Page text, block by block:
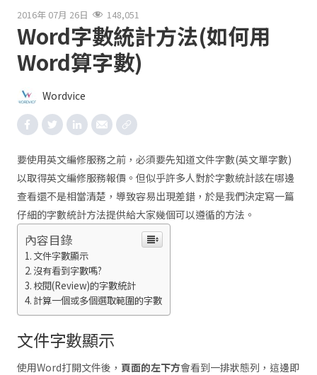
2016年 07月 26日 148,051
Word字數統計方法(如何用
Word算字數)
Wordvice
要使用英文編修服務之前，必須要先知道文件字數(英文單字數)
以取得英文編修服務報價。但似乎許多人對於字數統計該在哪邊
查看還不是相當清楚，導致容易出現差錯，於是我們決定寫一篇
仔細的字數統計方法提供給大家幾個可以遵循的方法。
內容目錄
文件字數顯示
沒有看到字數嗎?
校閱(Review)的字數統計
計算一個或多個選取範圍的字數
文件字數顯示
使用Word打開文件後， 頁面的左下方會看到一排狀態列，這邊即